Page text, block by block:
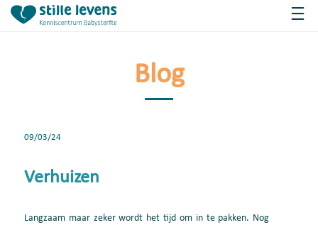
Blog
09/03/24
Verhuizen
Langzaam maar zeker wordt het tijd om in te pakken. Nog